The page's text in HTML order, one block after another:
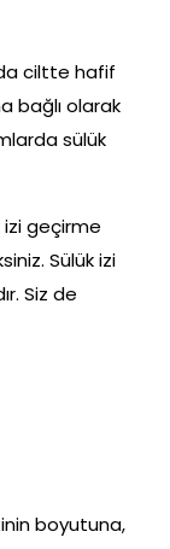
ciltte hafif
bağlı olarak
sülük
izi geçirme
Sülük izi
Siz de
boyutuna,